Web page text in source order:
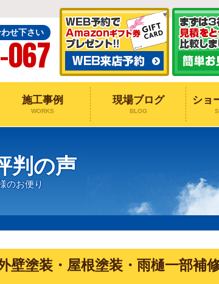
せ下さい
067
施工事例
WORKS
現場ブログ
BLOG
ショ
判の声
のお便り
塗装・屋根塗装・雨樋一部補修